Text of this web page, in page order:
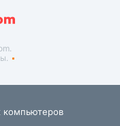
компьютеров